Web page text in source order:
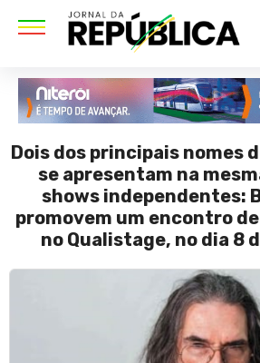
Dois dos principais nomes
se apresentam na
shows independentes:
promovem um encontro
no Qualistage, no dia 8